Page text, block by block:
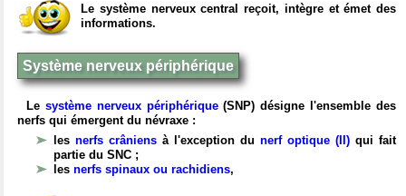
Le système nerveux central reçoit, intègre et émet des
informations.
Système nerveux périphérique
Le système nerveux périphérique(SNP) désigne l'ensemble des
nerfs qui émergent du névraxe :
les nerfs crâniens à l'exception du nerf optique (II) qui fait
partie du SNC ;
les nerfs spinaux ou rachidiens,